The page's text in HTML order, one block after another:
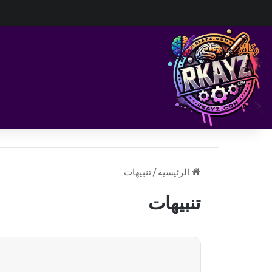
الرئيسية /تنبيهات
تنبيهات